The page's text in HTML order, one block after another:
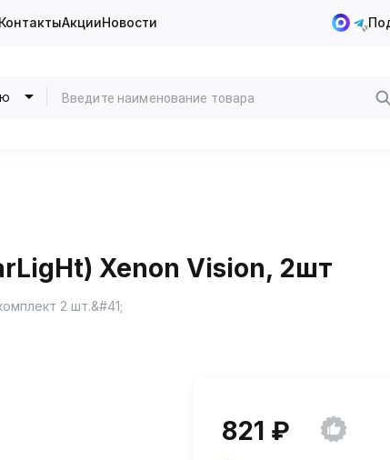
КонтактыАкцииНовости
Xenon Vision, 2шт
2 шт.&#41;
821 ₽